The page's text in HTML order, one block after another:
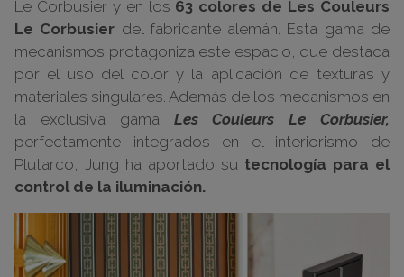
Le Corbusier y en los 63 colores de Les Couleurs
Le Corbusier del fabricante alemán. Esta gama de
mecanismos protagoniza este espacio, que destaca
por el uso del color y la aplicación de texturas y
materiales singulares. Además de los mecanismos en
la exclusiva gama Les Couleurs Le Corbusier,
perfectamente integrados en el interiorismo de
Plutarco, Jung ha aportado su tecnología para el
control de la iluminación.